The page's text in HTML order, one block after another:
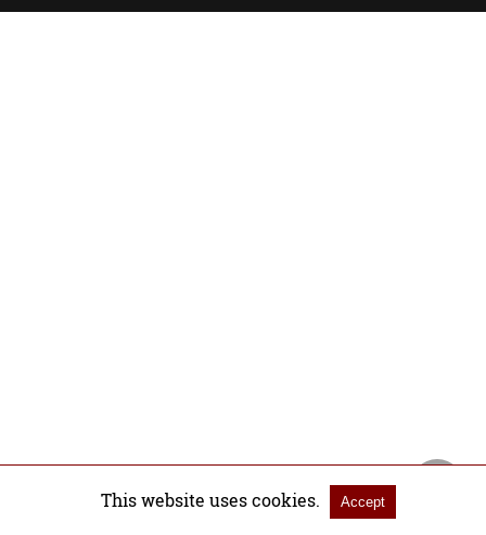
This website uses cookies. Accept